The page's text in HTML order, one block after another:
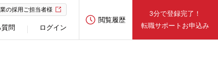
の採用ご担当者様
問 ログイン
閲覧履歴
3分で登録完了！
転職サポートお申込み